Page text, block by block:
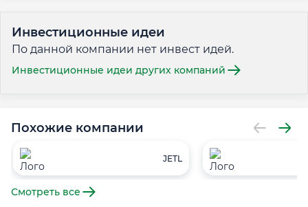
Инвестиционные идеи
По данной компании нет инвест идей.
Инвестиционные идеи других компаний
Похожие компании
JETL
Смотреть все